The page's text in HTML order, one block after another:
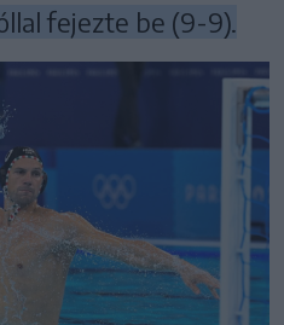
fejezte be (9-9).